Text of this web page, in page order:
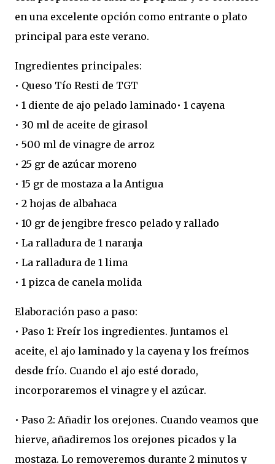
en una excelente opción como entrante o plato
principal para este verano.
Ingredientes principales:
• Queso Tío Resti de TGT
• 1 diente de ajo pelado laminado• 1 cayena
• 30 ml de aceite de girasol
• 500 ml de vinagre de arroz
• 25 gr de azúcar moreno
• 15 gr de mostaza a la Antigua
• 2 hojas de albahaca
• 10 gr de jengibre fresco pelado y rallado
• La ralladura de 1 naranja
• La ralladura de 1 lima
• 1 pizca de canela molida
Elaboración paso a paso:
• Paso 1: Freír los ingredientes. Juntamos el
aceite, el ajo laminado y la cayena y los freímos
desde frío. Cuando el ajo esté dorado,
incorporaremos el vinagre y el azúcar.
• Paso 2: Añadir los orejones. Cuando veamos que
hierve, añadiremos los orejones picados y la
mostaza. Lo removeremos durante 2 minutos y